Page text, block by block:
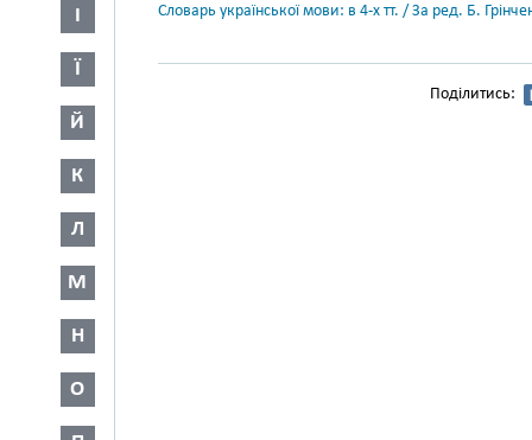
І
Ї
Й
К
Л
М
Н
О
Словарь української мови: в 4-х тт. / За ред. Б.
Поділитись: